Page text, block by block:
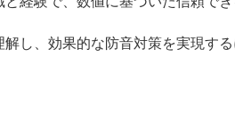
し、効果的な防音対策を実現する